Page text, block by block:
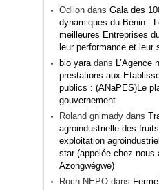
Odilondans Gala des
dynamiques du Bénin :
meilleures Entreprises
leur performance et leur
bio yaradans L’Agence
prestations aux
publics : (ANaPES)Le
gouvernement
Roland gnimadydans
agroindustrielle des
exploitation
star (appelée chez nous
Azongwégwé)
Roch NEPOdans